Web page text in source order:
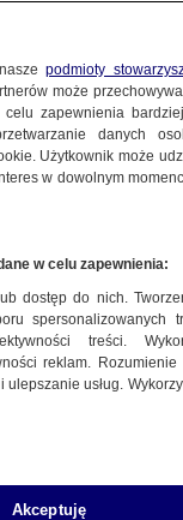
ofiara branży"
telewizji
restauracji.
podmioty
może
zapewnienia
danych
Użytkownik może
w dowolnym
w celu zapewnienia:
dostęp do nich.
spersonalizowanych
treści.
reklam.
ulepszanie usług.
Akceptuję